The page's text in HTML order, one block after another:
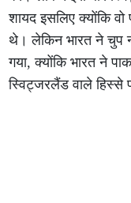
शायद इसलिए क्योंकि
थे। लेकिन भारत ने चुप
गया, क्योंकि भारत ने
स्विट्जरलैंड वाले